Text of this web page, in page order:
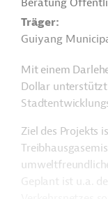
Beratung
Träger
Guiyang
Mit einem
Dollar
Ziel des Projekts
Geplant ist u.a.